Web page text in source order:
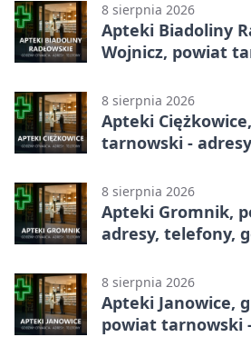
8 sierpnia 2026
Apteki Biadoliny
Wojnicz, powiat
8 sierpnia 2026
Apteki
tarnowski -
8 sierpnia 2026
Apteki Gromnik,
adresy, telefony,
8 sierpnia 2026
Apteki Janowice,
powiat tarnowski